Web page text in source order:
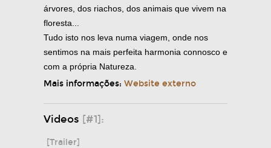
árvores, dos riachos, dos animais que vivem na
floresta...
Tudo isto nos leva numa viagem, onde nos
sentimos na mais perfeita harmonia connosco e
com a própria Natureza.
Mais informações: Website externo
Videos [#1]:
[Trailer]